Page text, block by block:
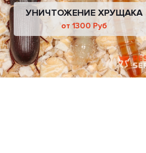
УНИЧТОЖЕНИЕ ХРУЩАКА
от 1300 Руб